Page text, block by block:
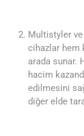
Multistyler ve
cihazlar hem
arada sunar.
hacim
edilmesini
diğer elde